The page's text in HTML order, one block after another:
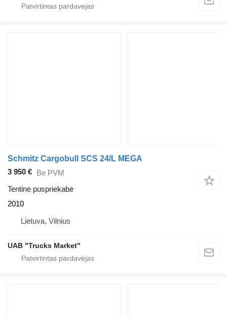
Schmitz Cargobull SCS 24/L MEGA
3 950 € Be PVM
Tentinė puspriekabė
2010
Lietuva, Vilnius
UAB "Trucks Market"